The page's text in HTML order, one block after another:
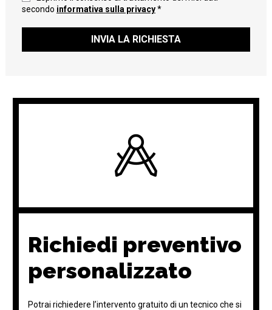
secondo informativa sulla privacy*
INVIA LA RICHIESTA
Richiedi preventivo
personalizzato
Potrai richiedere l’intervento gratuito di un tecnico che si